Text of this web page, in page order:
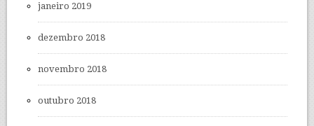
janeiro 2019
dezembro 2018
novembro 2018
outubro 2018